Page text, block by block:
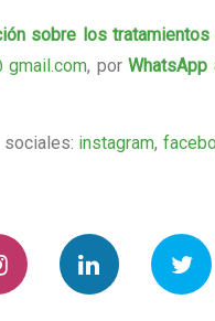
sobre los tratamientos
gmail.com, por
instagram,